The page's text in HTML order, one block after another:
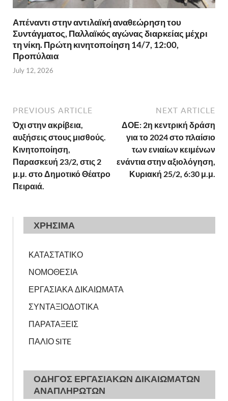
Απέναντι στην αντιλαϊκή αναθεώρηση του
Συντάγματος, Παλλαϊκός αγώνας διαρκείας μέχρι
τη νίκη. Πρώτη κινητοποίηση 14/7, 12:00,
Προπύλαια
July 12, 2026
PREVIOUS ARTICLE
Όχι στην ακρίβεια,
αυξήσεις στους μισθούς.
Κινητοποίηση,
Παρασκευή 23/2, στις 2
μ.μ. στο Δημοτικό Θέατρο
Πειραιά.
NEXT ARTICLE
ΔΟΕ: 2η κεντρική δράση
για το 2024 στο πλαίσιο
των ενιαίων κειμένων
ενάντια στην αξιολόγηση,
Κυριακή 25/2, 6:30 μ.μ.
ΧΡΗΣΙΜΑ
ΚΑΤΑΣΤΑΤΙΚΟ
ΝΟΜΟΘΕΣΙΑ
ΕΡΓΑΣΙΑΚΑ ΔΙΚΑΙΩΜΑΤΑ
ΣΥΝΤΑΞΙΟΔΟΤΙΚΑ
ΠΑΡΑΤΑΞΕΙΣ
ΠΑΛΙΟ SITE
ΟΔΗΓΟΣ ΕΡΓΑΣΙΑΚΩΝ ΔΙΚΑΙΩΜΑΤΩΝ
ΑΝΑΠΛΗΡΩΤΩΝ